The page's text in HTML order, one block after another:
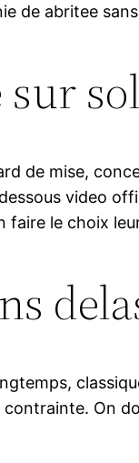
de abritee
de mise,
video
le choix
On